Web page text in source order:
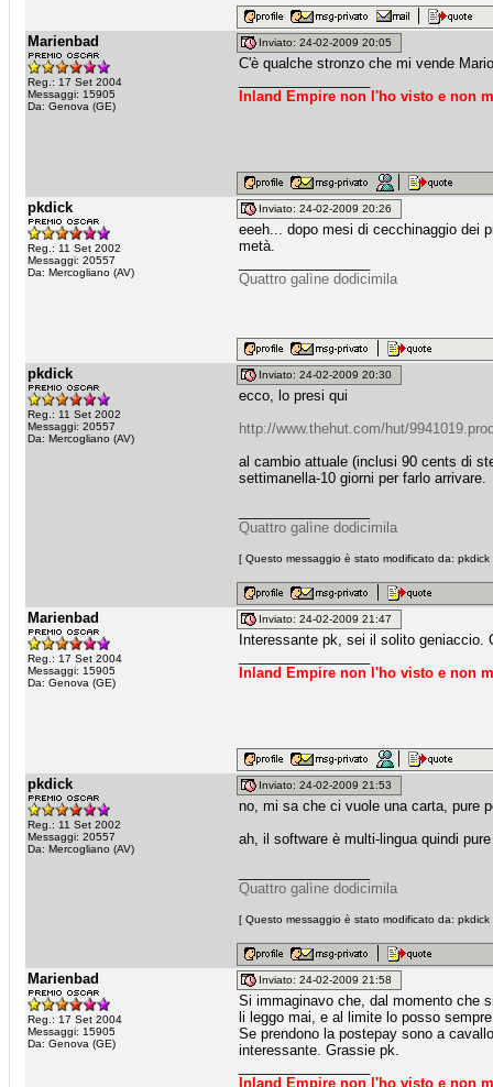
Marienbad
Reg.: 17 Set 2004
Messaggi: 15905
Da: Genova (GE)
Inviato: 24-02-2009 20:05
C'è qualche stronzo che mi vende
Inland Empire non l'ho visto e non
pkdick
Reg.: 11 Set 2002
Messaggi: 20557
Da: Mercogliano (AV)
Inviato: 24-02-2009 20:26
eeeh... dopo mesi di cecchinaggio dei
metà.
Quattro galìne dodicimila
pkdick
Reg.: 11 Set 2002
Messaggi: 20557
Da: Mercogliano (AV)
Inviato: 24-02-2009 20:30
ecco, lo presi qui
http://www.thehut.com/hut/
al cambio attuale (inclusi 90 cents di
settimanella-10 giorni per farlo arrivare.
Quattro galìne dodicimila
[ Questo messaggio è stato modificato da:
Marienbad
Reg.: 17 Set 2004
Messaggi: 15905
Da: Genova (GE)
Inviato: 24-02-2009 21:47
Interessante pk, sei il solito
Inland Empire non l'ho visto e non
pkdick
Reg.: 11 Set 2002
Messaggi: 20557
Da: Mercogliano (AV)
Inviato: 24-02-2009 21:53
no, mi sa che ci vuole una carta, pure
ah, il software è multi-lingua quindi
Quattro galìne dodicimila
[ Questo messaggio è stato modificato da:
Marienbad
Reg.: 17 Set 2004
Messaggi: 15905
Da: Genova (GE)
Inviato: 24-02-2009 21:58
Si immaginavo che, dal momento che
li leggo mai, e al limite lo posso
Se prendono la postepay sono a
interessante. Grassie pk.
Inland Empire non l'ho visto e non